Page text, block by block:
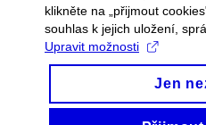
klikněte na „přijmout
souhlas k jejich uložení,
Upravit možnosti
Jen